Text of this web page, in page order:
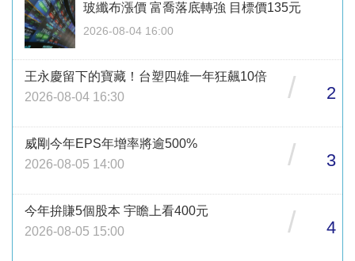
玻纖布漲價 富喬落底轉強 目標價135元
2026-08-04 16:00
王永慶留下的寶藏！台塑四雄一年狂飆10倍
2026-08-04 16:30
/ 2
威剛今年EPS年增率將逾500%
2026-08-05 14:00
/ 3
今年拚賺5個股本 宇瞻上看400元
2026-08-05 15:00
/ 4